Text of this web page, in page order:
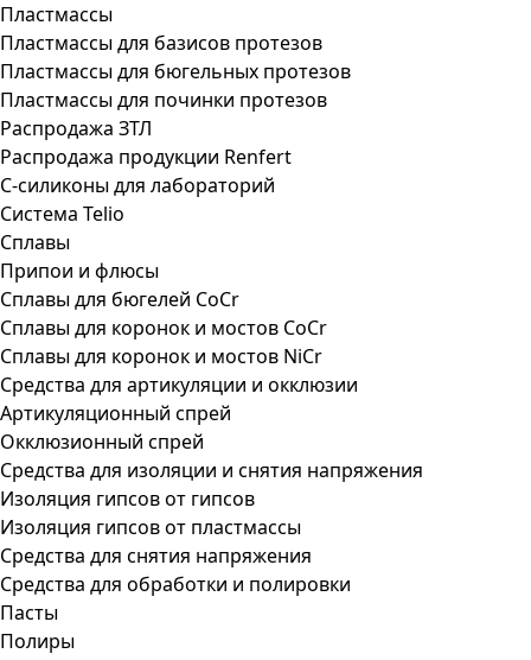
Пластмассы
Пластмассы для базисов протезов
Пластмассы для бюгельных протезов
Пластмассы для починки протезов
Распродажа ЗТЛ
Распродажа продукции Renfert
С-силиконы для лабораторий
Система Telio
Сплавы
Припои и флюсы
Сплавы для бюгелей CoCr
Сплавы для коронок и мостов CoCr
Сплавы для коронок и мостов NiCr
Средства для артикуляции и окклюзии
Артикуляционный спрей
Окклюзионный спрей
Средства для изоляции и снятия напряжения
Изоляция гипсов от гипсов
Изоляция гипсов от пластмассы
Средства для снятия напряжения
Средства для обработки и полировки
Пасты
Полиры